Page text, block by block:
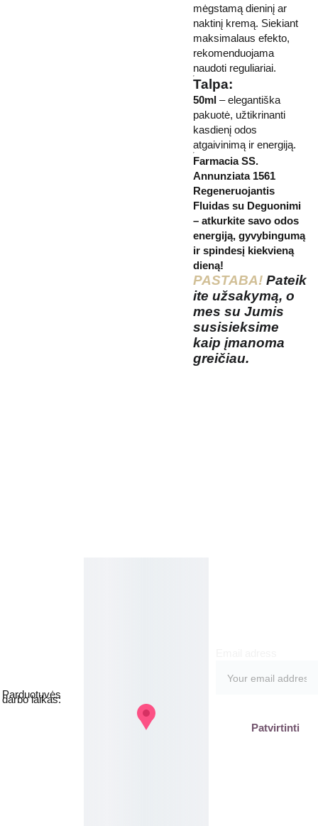
mėgstamą dieninį ar
naktinį kremą. Siekiant
maksimalaus efekto,
rekomenduojama
naudoti reguliariai.
Talpa:
50ml – elegantiška
pakuotė, užtikrinanti
kasdienį odos
atgaivinimą ir energiją.
Farmacia SS.
Annunziata 1561
Regeneruojantis
Fluidas su Deguonimi
– atkurkite savo odos
energiją, gyvybingumą
ir spindesį kiekvieną
dieną!
PASTABA! Pateik
ite užsakymą, o
mes su Jumis
susisieksime
kaip įmanoma
greičiau.
Patvirtinti
Parduotuvės
darbo laikas: